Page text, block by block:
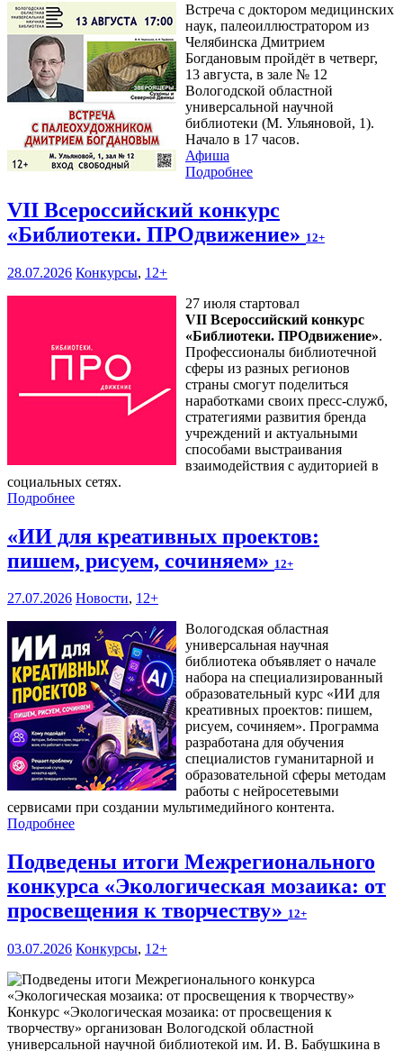
Встреча с доктором медицинских
наук, палеоиллюстратором из
Челябинска Дмитрием
Богдановым пройдёт в четверг,
13 августа, в зале № 12
Вологодской областной
универсальной научной
библиотеки (М. Ульяновой, 1).
Начало в 17 часов.
Афиша
Подробнее
VII Всероссийский конкурс
«Библиотеки. ПРОдвижение» 12+
28.07.2026 Конкурсы, 12+
27 июля стартовал
VII Всероссийский конкурс
«Библиотеки. ПРОдвижение».
Профессионалы библиотечной
сферы из разных регионов
страны смогут поделиться
наработками своих пресс-служб,
стратегиями развития бренда
учреждений и актуальными
способами выстраивания
взаимодействия с аудиторией в
социальных сетях.
Подробнее
«ИИ для креативных проектов:
пишем, рисуем, сочиняем» 12+
27.07.2026 Новости, 12+
Вологодская областная
универсальная научная
библиотека объявляет о начале
набора на специализированный
образовательный курс «ИИ для
креативных проектов: пишем,
рисуем, сочиняем». Программа
разработана для обучения
специалистов гуманитарной и
образовательной сферы методам
работы с нейросетевыми
сервисами при создании мультимедийного контента.
Подробнее
Подведены итоги Межрегионального
конкурса «Экологическая мозаика: от
просвещения к творчеству» 12+
03.07.2026 Конкурсы, 12+
Конкурс «Экологическая мозаика: от просвещения к
творчеству» организован Вологодской областной
универсальной научной библиотекой им. И. В. Бабушкина в